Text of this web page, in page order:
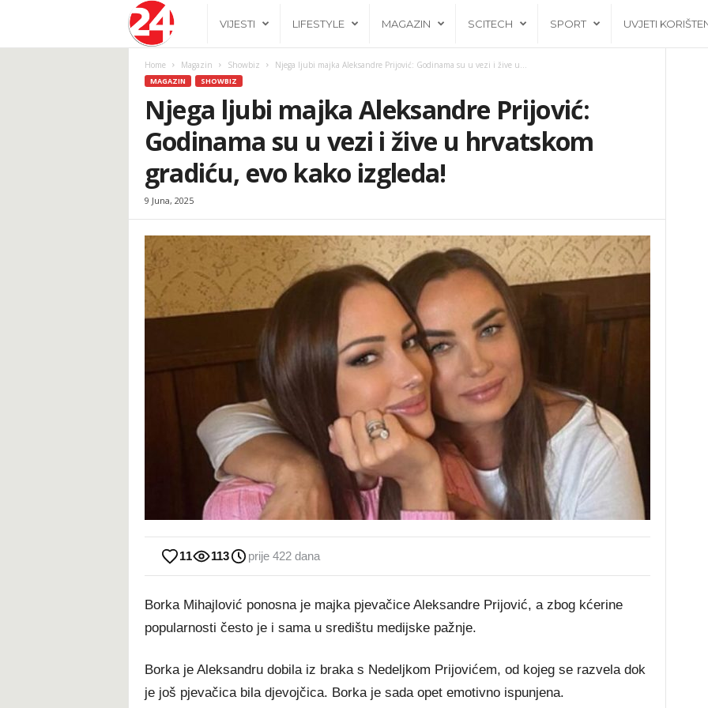
.
b
a
VIJESTI LIFESTYLE MAGAZIN SCITECH SPORT UVJETI
Home Magazin Showbiz Njega ljubi majka Aleksandre Prijović: Godinama su u vezi i žive u...
MAGAZIN SHOWBIZ
Njega ljubi majka Aleksandre Prijović:
Godinama su u vezi i žive u hrvatskom
gradiću, evo kako izgleda!
9 Juna, 2025
11 113 prije 422 dana
Borka Mihajlović ponosna je majka pjevačice Aleksandre Prijović, a zbog kćerine
popularnosti često je i sama u središtu medijske pažnje.
Borka je Aleksandru dobila iz braka s Nedeljkom Prijovićem, od kojeg se razvela dok
je još pjevačica bila djevojčica. Borka je sada opet emotivno ispunjena.